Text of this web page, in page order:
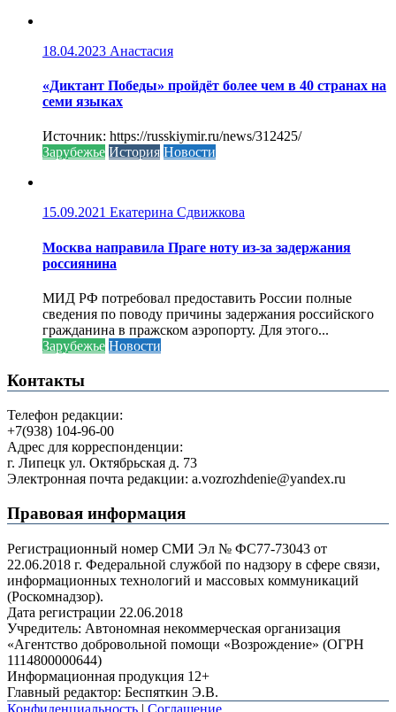
18.04.2023 Анастасия
«Диктант Победы» пройдёт более чем в 40 странах на
семи языках
Источник: https://russkiymir.ru/news/312425/
Зарубежье История Новости
15.09.2021 Екатерина Сдвижкова
Москва направила Праге ноту из-за задержания
россиянина
МИД РФ потребовал предоставить России полные
сведения по поводу причины задержания российского
гражданина в пражском аэропорту. Для этого...
Зарубежье Новости
Контакты
Телефон редакции:
+7(938) 104-96-00
Адрес для корреспонденции:
г. Липецк ул. Октябрьская д. 73
Электронная почта редакции: a.vozrozhdenie@yandex.ru
Правовая информация
Регистрационный номер СМИ Эл № ФС77-73043 от
22.06.2018 г. Федеральной службой по надзору в сфере связи,
информационных технологий и массовых коммуникаций
(Роскомнадзор).
Дата регистрации 22.06.2018
Учредитель: Автономная некоммерческая организация
«Агентство добровольной помощи «Возрождение» (ОГРН
1114800000644)
Информационная продукция 12+
Главный редактор: Беспяткин Э.В.
Конфиденциальность | Соглашение